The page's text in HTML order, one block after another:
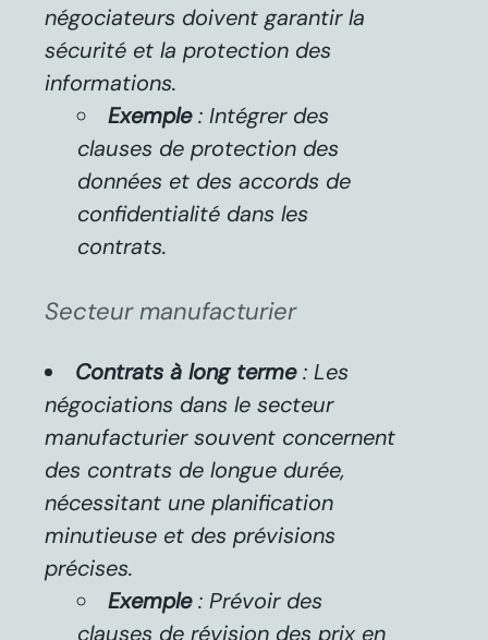
négociateurs doivent garantir la
sécurité et la protection des
informations.
Exemple: Intégrer des
clauses de protection des
données et des accords de
confidentialité dans les
contrats.
Secteur manufacturier
Contrats à long terme: Les
négociations dans le secteur
manufacturier souvent concernent
des contrats de longue durée,
nécessitant une planification
minutieuse et des prévisions
précises.
Exemple: Prévoir des
clauses de révision des prix en